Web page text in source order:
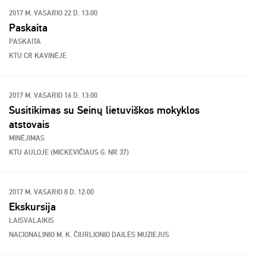
2017 M. VASARIO 22 D. 13:00
Paskaita
PASKAITA
KTU CR KAVINĖJE
2017 M. VASARIO 16 D. 13:00
Susitikimas su Seinų lietuviškos mokyklos
atstovais
MINĖJIMAS
KTU AULOJE (MICKEVIČIAUS G. NR 37)
2017 M. VASARIO 8 D. 12:00
Ekskursija
LAISVALAIKIS
NACIONALINIO M. K. ČIURLIONIO DAILĖS MUZIEJUS